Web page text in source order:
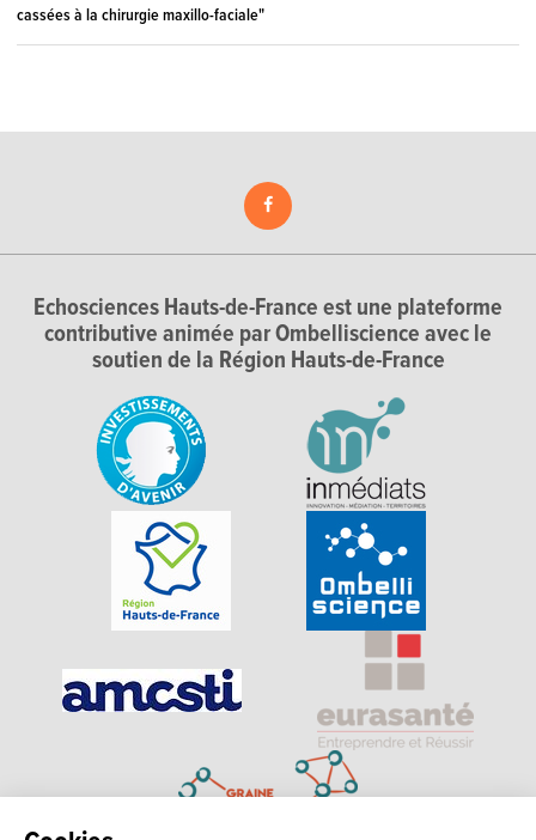
cassées à la chirurgie maxillo-faciale"
Echosciences Hauts-de-France est une plateforme
contributive animée par Ombelliscience avec le
soutien de la Région Hauts-de-France